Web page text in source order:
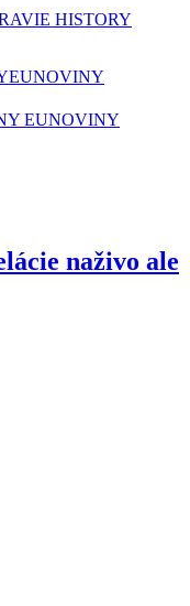
HISTORY
EUNOVINY
EUNOVINY
naživo ale